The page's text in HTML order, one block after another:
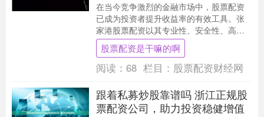
在当今竞争激烈的金融市场中，股票配资
已成为投资者提升收益率的有效工具。张
家港股票配资以其专业性、安全性、高杠
杆率等优势，为投资者提供了一条通往财
富倍增之路。 3....
股票配资是干嘛的啊
阅读： 68 栏目： 股票配资财经网
跟着私募炒股靠谱吗 浙江正规股
票配资公司，助力投资稳健增值